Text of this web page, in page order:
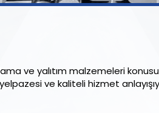
ve yalıtım malzemeleri
ve kaliteli hizmet